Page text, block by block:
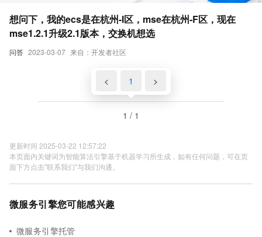
问答 2023-03-07 来自：开发者社区
想问下，我的ecs是在杭州-I区，mse在杭州-F区，现在
mse1.2.1升级2.1版本，交换机想选
< 1 >
1 / 1
更新时间 2025-03-22 12:57:22
本页面内关键词为智能算法引擎基于机器学习所生成，如有任何问题，可在页
面下方点击"联系我们"与我们沟通。
微服务引擎您可能感兴趣
微服务引擎托管